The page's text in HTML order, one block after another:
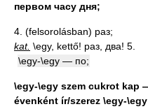
первом часу дня;
4. (felsorolásban) раз;
kat. \egy, kettő! раз, два! 5.
\egy-\egy — по;
\egy-\egy szem cukrot kap
évenként ír/szerez \egy-